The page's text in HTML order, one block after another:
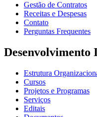
Gestão de Contratos
Receitas e Despesas
Contato
Perguntas Frequentes
Desenvolvimento
Estrutura
Cursos
Projetos e Programas
Serviços
Editais